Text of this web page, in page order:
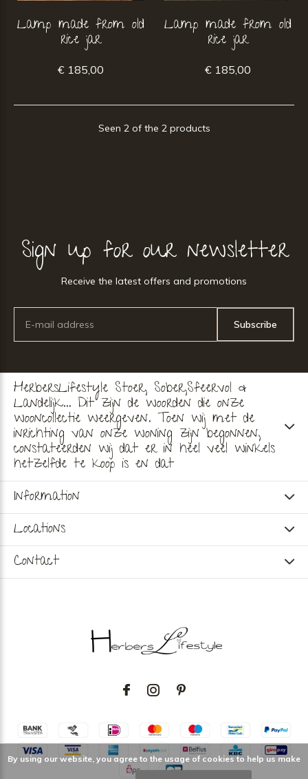
Lamp made from old
rice jar
€ 185,00
Lamp made from old
rice jar
€ 185,00
Seen 2 of the 2 products
Sign up for our newsletter
Receive the latest offers and promotions
Subscribe
HerbersLifestyle Stoer, Sober,Sfeervol &
Landelijk... Dit zijn de woorden die onze
wooncollectie weergeven. Toen wij met de
inrichting van onze woning zijn begonnen,
constateerden wij dat er in heel veel winkels
hetzelfde te koop is en dat
Information
Locations
Contact
By using our website, you agree to the usage of cookies to help us make